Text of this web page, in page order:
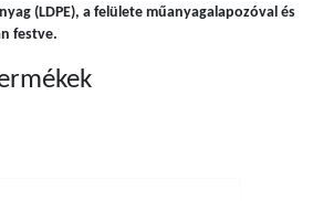
(LDPE), a felülete műanyagalapozóval és
festve.